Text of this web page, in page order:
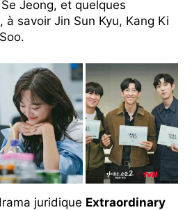
Jeong, et quelques
à savoir Jin Sun Kyu, Kang Ki
juridique Extraordinary